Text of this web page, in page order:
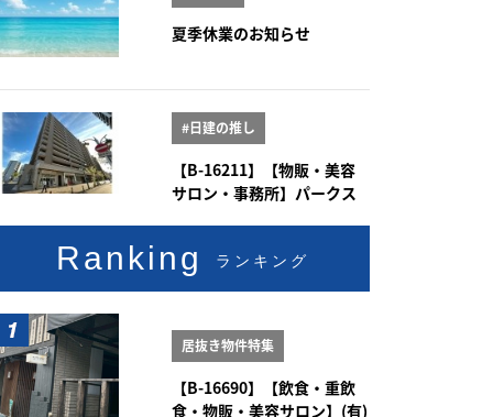
夏季休業のお知らせ
#日建の推し
【B-16211】【物販・美容
サロン・事務所】パークス
Ranking ランキング
居抜き物件特集
【B-16690】【飲食・重飲
食・物販・美容サロン】(有)